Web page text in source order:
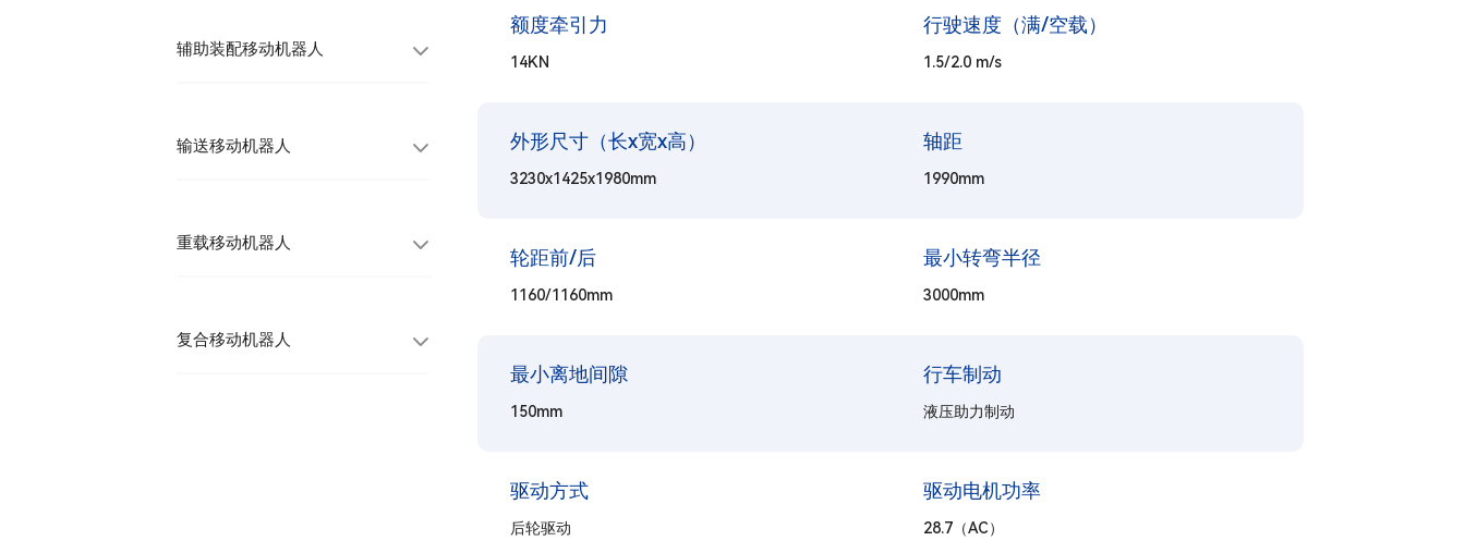
辅助装配移动机器人
输送移动机器人
重载移动机器人
复合移动机器人
额度牵引力
14KN
行驶速度（满/空载）
1.5/2.0 m/s
外形尺寸（长x宽x高）
3230x1425x1980mm
轴距
1990mm
轮距前/后
1160/1160mm
最小转弯半径
3000mm
最小离地间隙
150mm
行车制动
液压助力制动
驱动方式
后轮驱动
驱动电机功率
28.7（AC）